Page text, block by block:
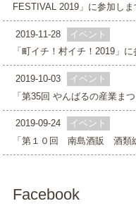
FESTIVAL 2019」に参加しま
2019-11-28
イベント
「町イチ！村イチ！2019」に
2019-10-03
イベント
「第35回 やんばるの産業ま
2019-09-24
イベント
「第１０回 南島酒販 酒類
Facebook